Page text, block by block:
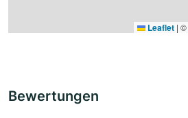
Leaflet | ©
Bewertungen